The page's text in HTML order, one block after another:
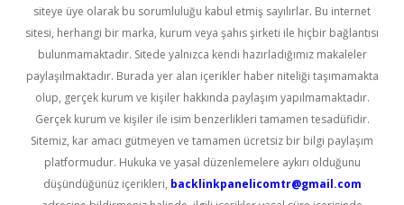
siteye üye olarak bu sorumluluğu kabul etmiş sayılırlar. Bu internet
sitesi, herhangi bir marka, kurum veya şahıs şirketi ile hiçbir bağlantısı
bulunmamaktadır. Sitede yalnızca kendi hazırladığımız makaleler
paylaşılmaktadır. Burada yer alan içerikler haber niteliği taşımamakta
olup, gerçek kurum ve kişiler hakkında paylaşım yapılmamaktadır.
Gerçek kurum ve kişiler ile isim benzerlikleri tamamen tesadüfidir.
Sitemiz, kar amacı gütmeyen ve tamamen ücretsiz bir bilgi paylaşım
platformudur. Hukuka ve yasal düzenlemelere aykırı olduğunu
düşündüğünüz içerikleri, backlinkpanelicomtr@gmail.com